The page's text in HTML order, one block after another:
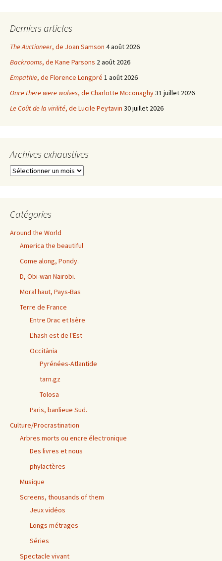
Derniers articles
The Auctioneer, de Joan Samson 4 août 2026
Backrooms, de Kane Parsons 2 août 2026
Empathie, de Florence Longpré 1 août 2026
Once there were wolves, de Charlotte Mcconaghy31 juillet 2026
Le Coût de la virilité, de Lucile Peytavin 30 juillet 2026
Archives exhaustives
Archives
Catégories
Around the World
America the beautiful
Come along, Pondy.
D, Obi-wan Nairobi.
Moral haut, Pays-Bas
Terre de France
Entre Drac et Isère
L'hash est de l'Est
Occitània
Pyrénées-Atlantide
tarn.gz
Tolosa
Paris, banlieue Sud.
Culture/Procrastination
Arbres morts ou encre électronique
Des livres et nous
phylactères
Musique
Screens, thousands of them
Jeux vidéos
Longs métrages
Séries
Spectacle vivant